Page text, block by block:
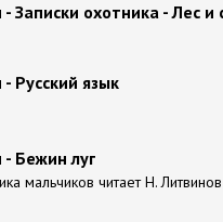
Записки охотника - Лес и
Русский язык
- Бежин луг
мальчиков читает Н. Литвинов